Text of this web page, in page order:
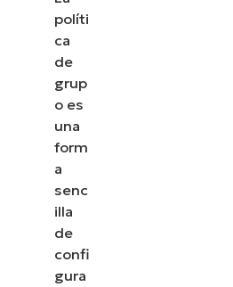
políti
ca
de
grup
o es
una
form
a
senc
illa
de
confi
gura